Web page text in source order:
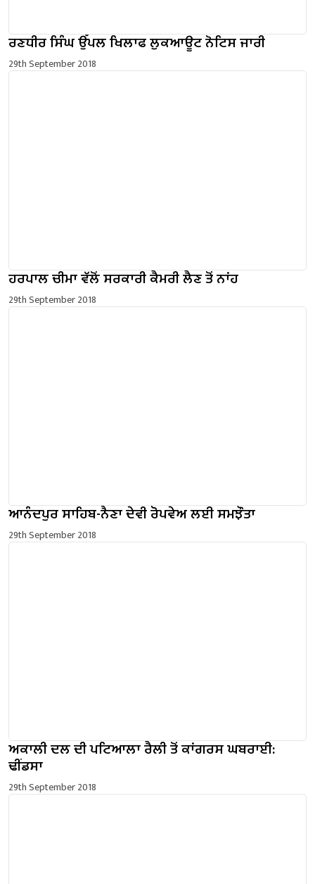
ਰਣਧੀਰ ਸਿੰਘ ਉੱਪਲ ਖਿਲਾਫ ਲੁਕਆਊਟ ਨੋਟਿਸ ਜਾਰੀ
29th September 2018
ਹਰਪਾਲ ਚੀਮਾ ਵੱਲੋਂ ਸਰਕਾਰੀ ਕੈਮਰੀ ਲੈਣ ਤੋਂ ਨਾਂਹ
29th September 2018
ਆਨੰਦਪੁਰ ਸਾਹਿਬ-ਨੈਣਾ ਦੇਵੀ ਰੋਪਵੇਅ ਲਈ ਸਮਝੌਤਾ
29th September 2018
ਅਕਾਲੀ ਦਲ ਦੀ ਪਟਿਆਲਾ ਰੈਲੀ ਤੋਂ ਕਾਂਗਰਸ ਘਬਰਾਈ:
ਢੀਂਡਸਾ
29th September 2018